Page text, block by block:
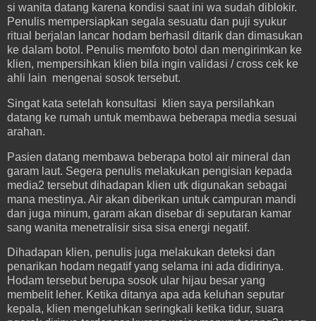
si wanita datang karena kondisi saat ini wa sudah diblokir.
Penulis mempersiapkan segala sesuatu dan puji syukur
ritual berjalan lancar hodam berhasil ditarik dan dimasukan
ke dalam botol. Penulis memfoto botol dan mengirimkan ke
klien, mempersihkan klien bila ingin validasi / cross cek ke
ahli lain mengenai sosok tersebut.
Singat kata setelah konsultasi klien saya persilahkan
datang ke rumah untuk membawa beberapa media sesuai
arahan.
Pasien datang membawa beberapa botol air mineral dan
garam laut. Segera penulis melakukan pengisian kepada
media2 tersebut dihadapan klien utk digunakan sebagai
mana mestinya. Air akan diberikan untuk campuran mandi
dan juga minum, garam akan disebar di seputaran kamar
sang wanita menetralisir sisa sisa energi negatif.
Dihadapan klien, penulis juga melakukan deteksi dan
penarikan hodam negatif yang selama ini ada didirinya.
Hodam tersebut berupa sosok ular hijau besar yang
membelit leher. Ketika ditanya apa ada keluhan seputar
kepala, klien mengeluhkan seringkali ketika tidur, suara